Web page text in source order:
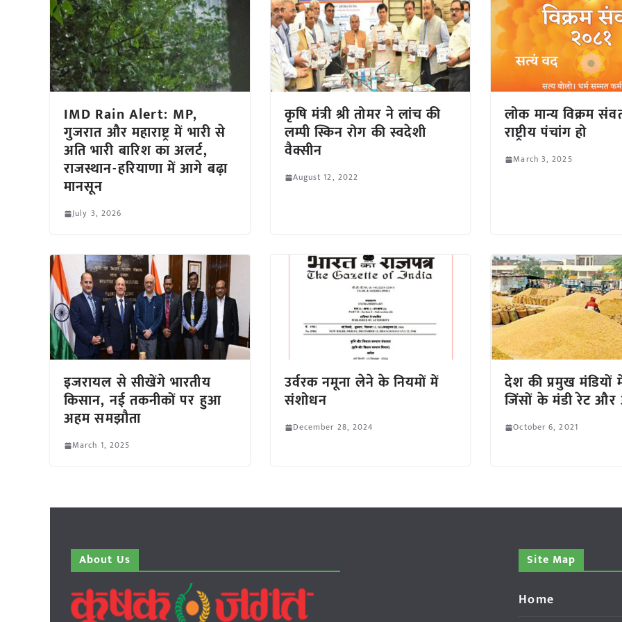
IMD Rain Alert: MP,
गुजरात और महाराष्ट्र में भारी से
अति भारी बारिश का अलर्ट,
राजस्थान-हरियाणा में आगे बढ़ा
मानसून
July 3, 2026
कृषि मंत्री श्री तोमर ने लांच की
लम्पी स्किन रोग की स्वदेशी
वैक्सीन
August 12, 2022
लोक मान्य विक्रम
राष्ट्रीय पंचांग हो
March 3, 2025
इजरायल से सीखेंगे भारतीय
किसान, नई तकनीकों पर हुआ
अहम समझौता
March 1, 2025
उर्वरक नमूना लेने के नियमों में
संशोधन
December 28, 2024
देश की प्रमुख मंडियों
जिंसों के मंडी रेट
October 6, 2021
About Us Site Map
Home